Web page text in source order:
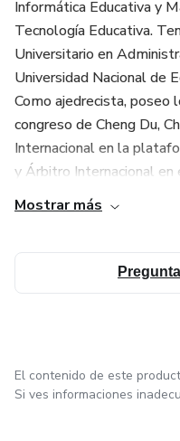
Informática Educativa y
Tecnología Educativa.
Universitario en
Universidad Nacional de
Como ajedrecista,
congreso de Cheng Du,
Internacional en la
y Árbitro Internacional en
Mostrar más
El contenido de este
Si ves informaciones